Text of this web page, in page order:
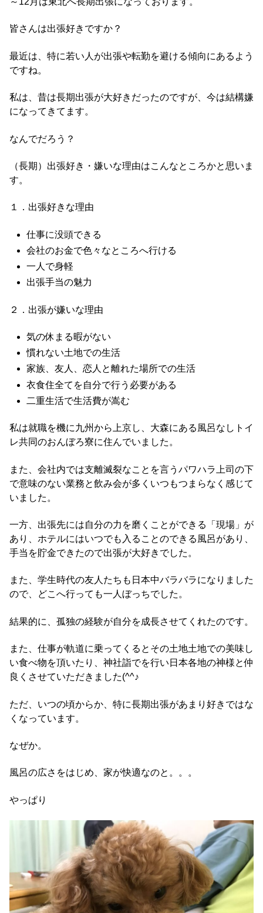
皆さんは出張好きですか？
最近は、特に若い人が出張や転勤を避ける傾向にあるよう
ですね。
私は、昔は長期出張が大好きだったのですが、今は結構嫌
になってきてます。
なんでだろう？
（長期）出張好き・嫌いな理由はこんなところかと思いま
す。
１．出張好きな理由
仕事に没頭できる
会社のお金で色々なところへ行ける
一人で身軽
出張手当の魅力
２．出張が嫌いな理由
気の休まる暇がない
慣れない土地での生活
家族、友人、恋人と離れた場所での生活
衣食住全てを自分で行う必要がある
二重生活で生活費が嵩む
私は就職を機に九州から上京し、大森にある風呂なしトイ
レ共同のおんぼろ寮に住んでいました。
また、会社内では支離滅裂なことを言うパワハラ上司の下
で意味のない業務と飲み会が多くいつもつまらなく感じて
いました。
一方、出張先には自分の力を磨くことができる「現場」が
あり、ホテルにはいつでも入ることのできる風呂があり、
手当を貯金できたので出張が大好きでした。
また、学生時代の友人たちも日本中バラバラになりました
ので、どこへ行っても一人ぼっちでした。
結果的に、孤独の経験が自分を成長させてくれたのです。
また、仕事が軌道に乗ってくるとその土地土地での美味し
い食べ物を頂いたり、神社詣でを行い日本各地の神様と仲
良くさせていただきました(^^♪
ただ、いつの頃からか、特に長期出張があまり好きではな
くなっています。
なぜか。
風呂の広さをはじめ、家が快適なのと。。。
やっぱり